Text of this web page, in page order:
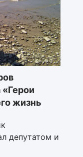
«Герои
жизнь
депутатом и